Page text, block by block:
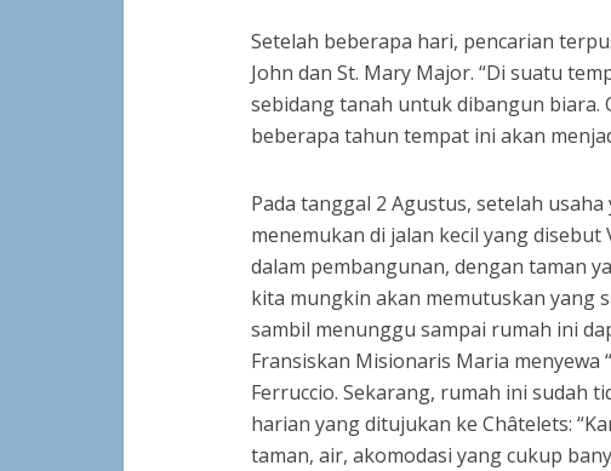
Setelah beberapa hari, pencarian
John dan St. Mary Major. “Di suatu
sebidang tanah untuk dibangun biara.
beberapa tahun tempat ini akan
Pada tanggal 2 Agustus, setelah
menemukan di jalan kecil yang
dalam pembangunan, dengan taman
kita mungkin akan memutuskan yang
sambil menunggu sampai rumah ini
Fransiskan Misionaris Maria menyewa
Ferruccio. Sekarang, rumah ini sudah
harian yang ditujukan ke Châtelets:
taman, air, akomodasi yang cukup